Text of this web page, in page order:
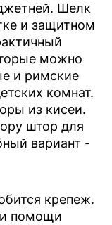
Шелк
и защитном
можно
и римские
комнат.
из кисеи.
штор для
вариант -
крепеж.
помощи